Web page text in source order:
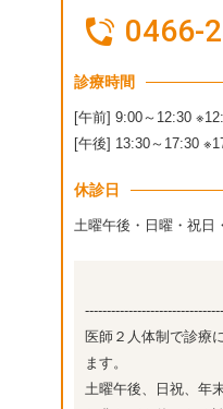
0466-
診療時間
[午前] 9:00～12:30
[午後] 13:30～17:30
休診日
土曜午後・日曜・祝日
医師２人体制で診療
ます。
土曜午後、日祝、年